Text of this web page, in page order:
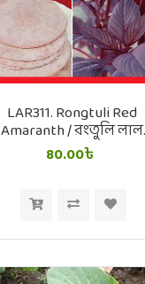
LAR311. Rongtuli Red
Amaranth / রংতুলি লাল
শাক
80.00৳